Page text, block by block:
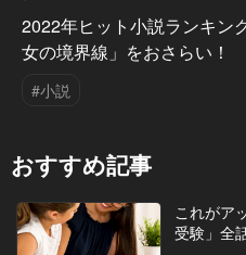
2022年ヒット小説ランキン
女の境界線」をおさらい！
#小説
おすすめ記事
これがア
受験」全